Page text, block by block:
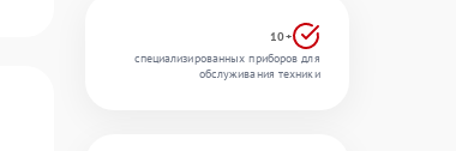
10+
специализированных приборов для
обслуживания техники